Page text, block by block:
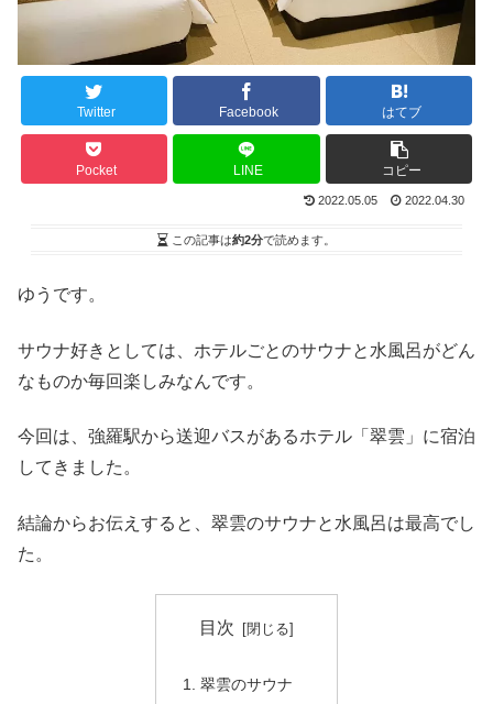
Twitter Facebook はてブ
Pocket LINE コピー
2022.05.05 2022.04.30
この記事は約2分で読めます。
ゆうです。
サウナ好きとしては、ホテルごとのサウナと水風呂がどん
なものか毎回楽しみなんです。
今回は、強羅駅から送迎バスがあるホテル「翠雲」に宿泊
してきました。
結論からお伝えすると、翠雲のサウナと水風呂は最高でし
た。
目次
翠雲のサウナ